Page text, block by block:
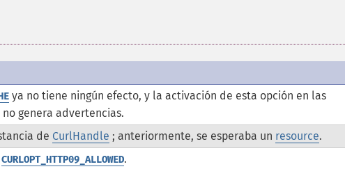
ya no tiene ningún efecto, y la activación de esta opción en las
genera advertencias.
de CurlHandle ; anteriormente, se esperaba un resource.
CURLOPT_HTTP09_ALLOWED.